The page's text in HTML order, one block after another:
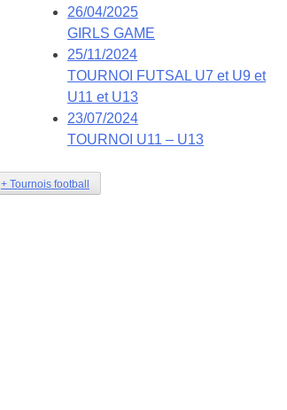
26/04/2025
GIRLS GAME
25/11/2024
TOURNOI FUTSAL U7 et U9 et
U11 et U13
23/07/2024
TOURNOI U11 – U13
+ Tournois football